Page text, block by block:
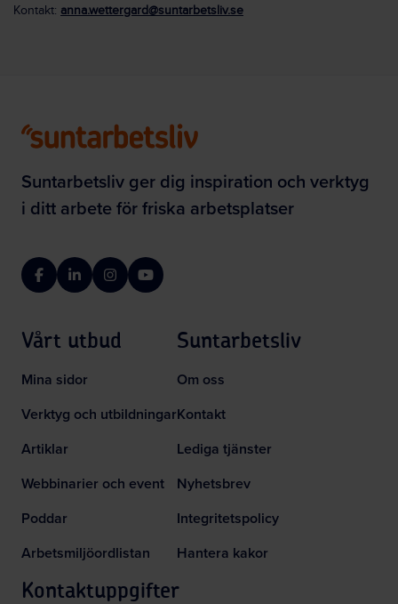
Kontakt: anna.wettergard@suntarbetsliv.se
Suntarbetsliv ger dig inspiration och verktyg
i ditt arbete för friska arbetsplatser
FacebookLinkedInInstagramYouTube
Vårt utbud
Mina sidor
Verktyg och utbildningar
Artiklar
Webbinarier och event
Poddar
Arbetsmiljöordlistan
Suntarbetsliv
Om oss
Kontakt
Lediga tjänster
Nyhetsbrev
Integritetspolicy
Hantera kakor
Kontaktuppgifter